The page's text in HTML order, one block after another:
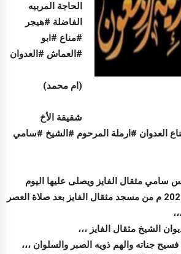
الحاجة المربيه
الفاضلة #هيجر
#مناع #ابو
#العماش #العدوان
(ام محمد)
شقيقة الأخ
العدوان #ارملة المرحوم #الشيخ #سامي
سامي مثقال الفايز ويصلى عليها اليوم
الاثنين الموافق 2025/12/1 م من مسجد مثقال الفايز بعد صلاة العصر
الشيخ مثقال الفايز ،،،
جناته والهم ذويه الصبر والسلوان ،،،